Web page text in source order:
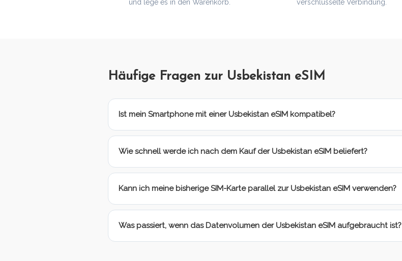
und lege es in den Warenkorb.
verschlüsselte Verbindung.
Häufige Fragen zur Usbekistan eSIM
Ist mein Smartphone mit einer Usbekistan eSIM kompatibel?
Wie schnell werde ich nach dem Kauf der Usbekistan eSIM beliefert?
Kann ich meine bisherige SIM-Karte parallel zur Usbekistan eSIM verwenden?
Was passiert, wenn das Datenvolumen der Usbekistan eSIM aufgebraucht ist?